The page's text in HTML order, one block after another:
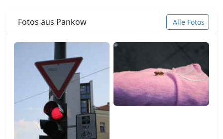
Fotos aus Pankow Alle Fotos